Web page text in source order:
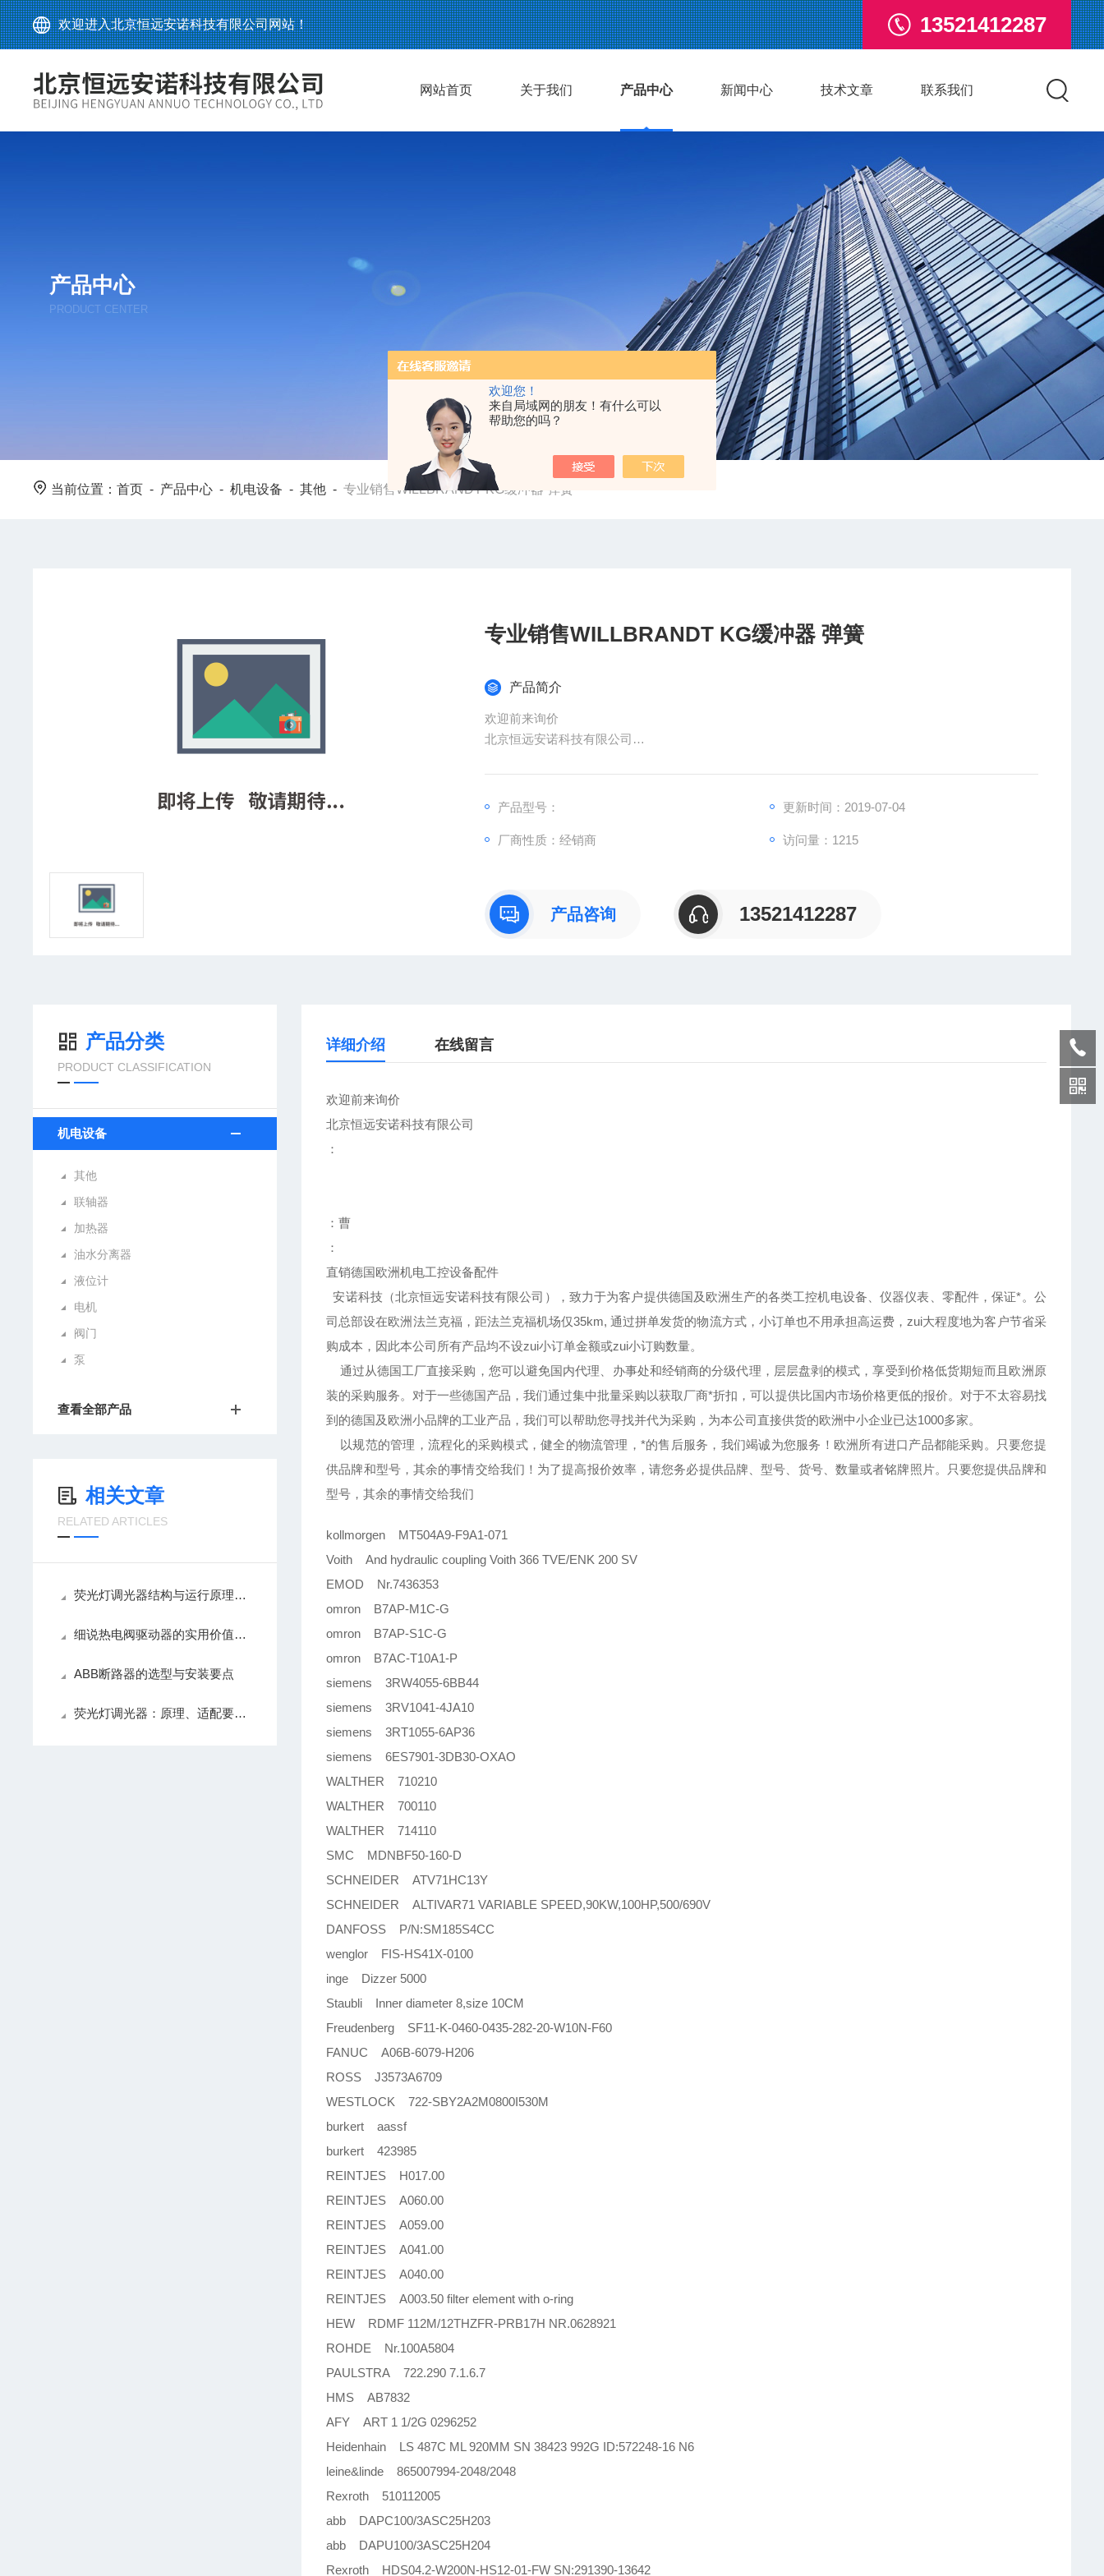
欢迎您！
来自局域网的朋友！有什么可以
帮助您的吗？
欢迎进入北京恒远安诺科技有限公司网站！ 13521412287
网站首页 关于我们 产品中心 新闻中心 技术文章 联系我们
产品中心
PRODUCT CENTER
当前位置：首页 - 产品中心 -机电设备 -其他 -专业销售WILLBRANDT KG缓冲器 弹簧
专业销售WILLBRANDT KG缓冲器 弹簧
产品简介
欢迎前来询价
北京恒远安诺科技有限公司
：
仪器仪表、零配件，保证*。公司
产品型号： 更新时间：2019-07-04
厂商性质：经销商 访问量：1215
产品咨询 13521412287
产品分类
PRODUCT CLASSIFICATION
机电设备
其他
联轴器
加热器
油水分离器
液位计
电机
阀门
泵
查看全部产品
相关文章
RELATED ARTICLES
荧光灯调光器结构与运行原理解析
细说热电阀驱动器的实用价值，精准控温降耗
ABB断路器的选型与安装要点
荧光灯调光器：原理、适配要点与使用养护技巧
详细介绍 在线留言
欢迎前来询价
北京恒远安诺科技有限公司
：
：曹
：
直销德国欧洲机电工控设备配件
安诺科技（北京恒远安诺科技有限公司），致力于为客户提供德国及欧洲生产的各类工控机电设备、仪器仪表、零配件，保证*。公
司总部设在欧洲法兰克福，距法兰克福机场仅35km, 通过拼单发货的物流方式，小订单也不用承担高运费，zui大程度地为客户节省采
购成本，因此本公司所有产品均不设zui小订单金额或zui小订购数量。
通过从德国工厂直接采购，您可以避免国内代理、办事处和经销商的分级代理，层层盘剥的模式，享受到价格低货期短而且欧洲原
装的采购服务。对于一些德国产品，我们通过集中批量采购以获取厂商*折扣，可以提供比国内市场价格更低的报价。对于不太容易找
到的德国及欧洲小品牌的工业产品，我们可以帮助您寻找并代为采购，为本公司直接供货的欧洲中小企业已达1000多家。
以规范的管理，流程化的采购模式，健全的物流管理，*的售后服务，我们竭诚为您服务！欧洲所有进口产品都能采购。只要您提
供品牌和型号，其余的事情交给我们！为了提高报价效率，请您务必提供品牌、型号、货号、数量或者铭牌照片。只要您提供品牌和
型号，其余的事情交给我们
kollmorgen MT504A9-F9A1-071
Voith And hydraulic coupling Voith 366 TVE/ENK 200 SV
EMOD Nr.7436353
omron B7AP-M1C-G
omron B7AP-S1C-G
omron B7AC-T10A1-P
siemens 3RW4055-6BB44
siemens 3RV1041-4JA10
siemens 3RT1055-6AP36
siemens 6ES7901-3DB30-OXAO
WALTHER 710210
WALTHER 700110
WALTHER 714110
SMC MDNBF50-160-D
SCHNEIDER ATV71HC13Y
SCHNEIDER ALTIVAR71 VARIABLE SPEED,90KW,100HP,500/690V
DANFOSS P/N:SM185S4CC
wenglor FIS-HS41X-0100
inge Dizzer 5000
Staubli Inner diameter 8,size 10CM
Freudenberg SF11-K-0460-0435-282-20-W10N-F60
FANUC A06B-6079-H206
ROSS J3573A6709
WESTLOCK 722-SBY2A2M0800I530M
burkert aassf
burkert 423985
REINTJES H017.00
REINTJES A060.00
REINTJES A059.00
REINTJES A041.00
REINTJES A040.00
REINTJES A003.50 filter element with o-ring
HEW RDMF 112M/12THZFR-PRB17H NR.0628921
ROHDE Nr.100A5804
PAULSTRA 722.290 7.1.6.7
HMS AB7832
AFY ART 1 1/2G 0296252
Heidenhain LS 487C ML 920MM SN 38423 992G ID:572248-16 N6
leine&linde 865007994-2048/2048
Rexroth 510112005
abb DAPC100/3ASC25H203
abb DAPU100/3ASC25H204
Rexroth HDS04.2-W200N-HS12-01-FW SN:291390-13642